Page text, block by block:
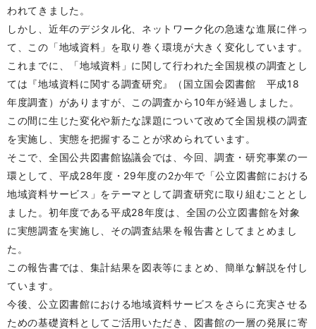
われてきました。
しかし、近年のデジタル化、ネットワーク化の急速な進展に伴っ
て、この「地域資料」を取り巻く環境が大きく変化しています。
これまでに、「地域資料」に関して行われた全国規模の調査とし
ては『地域資料に関する調査研究』（国立国会図書館 平成18
年度調査）がありますが、この調査から10年が経過しました。
この間に生じた変化や新たな課題について改めて全国規模の調査
を実施し、実態を把握することが求められています。
そこで、全国公共図書館協議会では、今回、調査・研究事業の一
環として、平成28年度・29年度の2か年で「公立図書館における
地域資料サービス」をテーマとして調査研究に取り組むこととし
ました。初年度である平成28年度は、全国の公立図書館を対象
に実態調査を実施し、その調査結果を報告書としてまとめまし
た。
この報告書では、集計結果を図表等にまとめ、簡単な解説を付し
ています。
今後、公立図書館における地域資料サービスをさらに充実させる
ための基礎資料としてご活用いただき、図書館の一層の発展に寄